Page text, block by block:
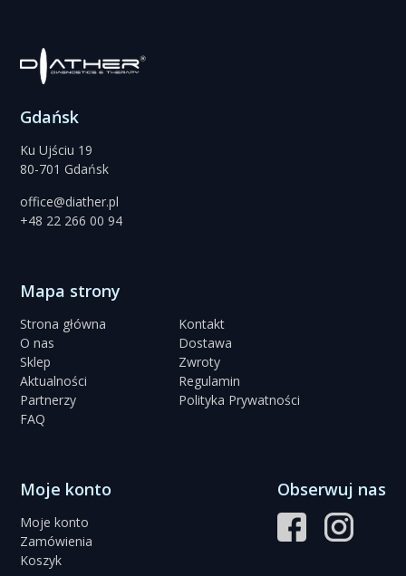
Gdańsk
Ku Ujściu 19
80-701 Gdańsk
office@diather.pl
+48 22 266 00 94
Mapa strony
Strona główna
O nas
Sklep
Aktualności
Partnerzy
FAQ
Kontakt
Dostawa
Zwroty
Regulamin
Polityka Prywatności
Moje konto
Moje konto
Zamówienia
Koszyk
Obserwuj nas